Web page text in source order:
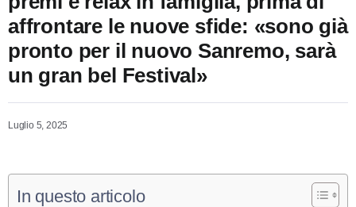
affrontare le nuove sfide: «sono già
pronto per il nuovo Sanremo, sarà
un gran bel Festival»
Luglio 5, 2025
In questo articolo